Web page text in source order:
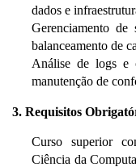
dados e
Gerenciamento
balanceamento de
Análise de logs e
manutenção de
3. Requisitos
Curso superior
Ciência da